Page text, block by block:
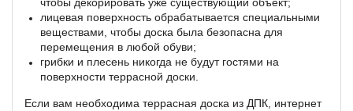
лицевая поверхность обрабатывается специальными
веществами, чтобы доска была безопасна для
перемещения в любой обуви;
грибки и плесень никогда не будут гостями на
поверхности террасной доски.
Если вам необходима террасная доска из ДПК, интернет